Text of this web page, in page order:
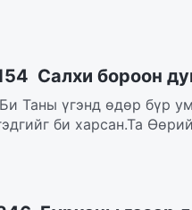
Салхи бороон
Таны үгэнд өдөр бүр
би харсан.Та